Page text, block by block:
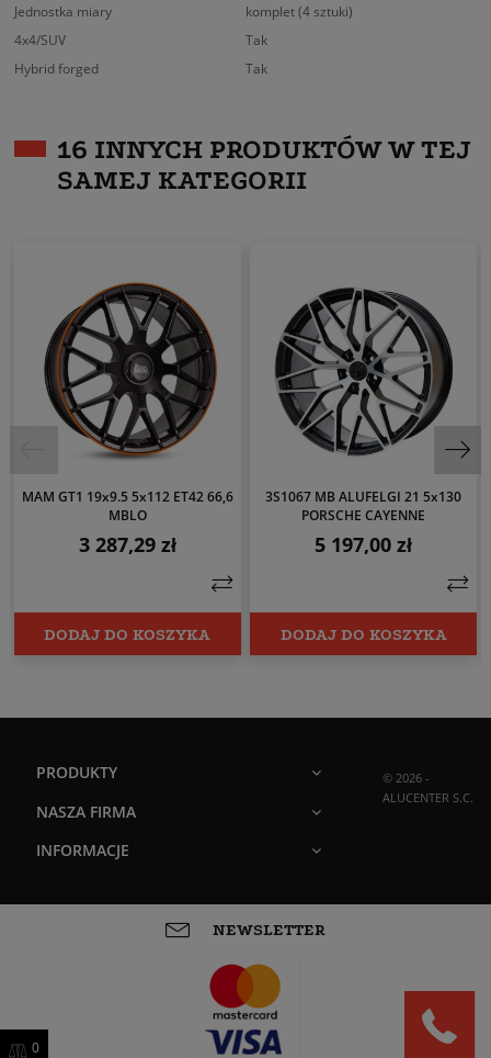
Jednostka miary
komplet (4 sztuki)
4x4/SUV
Tak
Hybrid forged
Tak
16 INNYCH PRODUKTÓW W TEJ
SAMEJ KATEGORII
MAM GT1 19x9.5 5x112 ET42 66,6
MBLO
Cena
3 287,29 zł
DODAJ DO KOSZYKA
3S1067 MB ALUFELGI 21 5x130
PORSCHE CAYENNE
Cena
5 197,00 zł
DODAJ DO KOSZYKA
PRODUKTY
NASZA FIRMA
INFORMACJE
© 2026 -
ALUCENTER S.C.
NEWSLETTER
0